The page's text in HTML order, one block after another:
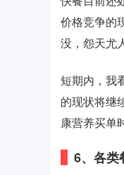
价格竞争的
没，怨天尤
短期内，我
的现状将继
康营养买单
6、各类